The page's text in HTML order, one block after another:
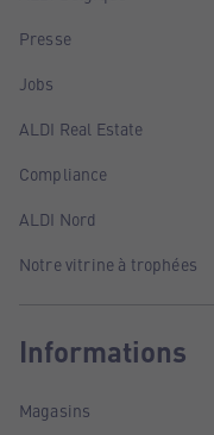
Presse
Jobs
ALDI Real Estate
Compliance
ALDI Nord
Notre vitrine à trophées
Informations
Magasins